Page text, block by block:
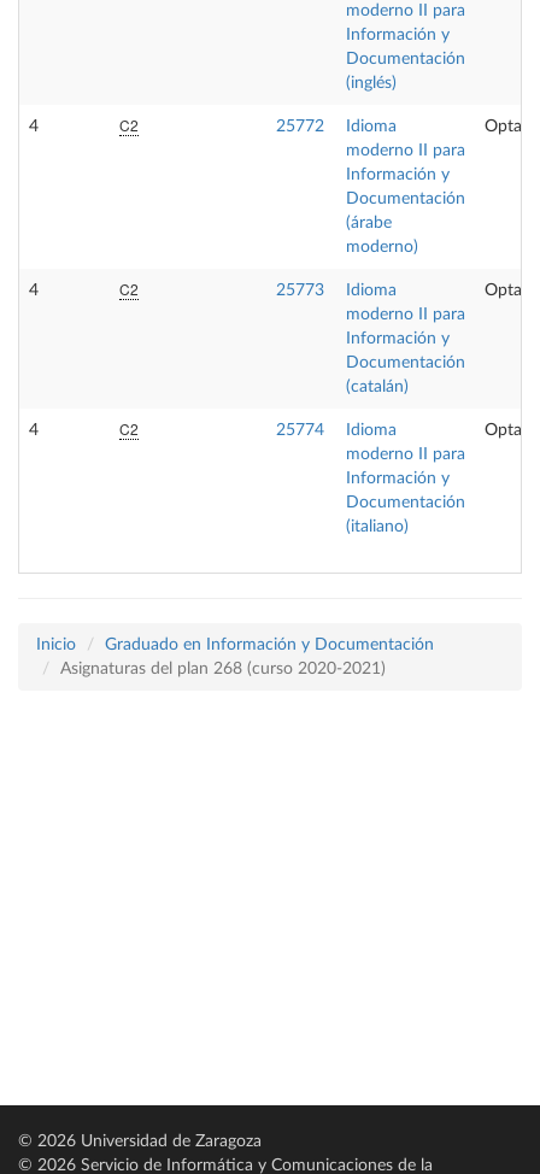
moderno II para
Información y
Documentación
(inglés)
4 C2 25772
Idioma
moderno II para
Información y
Documentación
(árabe
moderno)
4 C2 25773
Idioma
moderno II para
Información y
Documentación
(catalán)
4 C2 25774
Idioma
moderno II para
Información y
Documentación
(italiano)
Inicio
Graduado en Información y Documentación
Asignaturas del plan 268 (curso 2020-2021)
© 2026 Universidad de Zaragoza
© 2026 Servicio de Informática y Comunicaciones de la